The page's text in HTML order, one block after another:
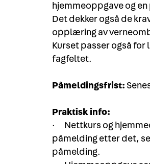
hjemmeoppgave og
Det dekker også de
opplæring av
Kurset passer også
fagfeltet.
Påmeldingsfrist:
Praktisk info:
· Nettkurs og
påmelding etter det,
påmelding.